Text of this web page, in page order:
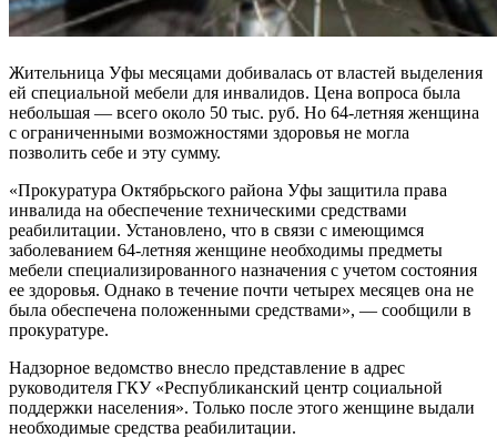
Жительница Уфы месяцами добивалась от властей выделения
ей специальной мебели для инвалидов. Цена вопроса была
небольшая — всего около 50 тыс. руб. Но 64-летняя женщина
с ограниченными возможностями здоровья не могла
позволить себе и эту сумму.
«Прокуратура Октябрьского района Уфы защитила права
инвалида на обеспечение техническими средствами
реабилитации. Установлено, что в связи с имеющимся
заболеванием 64-летняя женщине необходимы предметы
мебели специализированного назначения с учетом состояния
ее здоровья. Однако в течение почти четырех месяцев она не
была обеспечена положенными средствами», — сообщили в
прокуратуре.
Надзорное ведомство внесло представление в адрес
руководителя ГКУ «Республиканский центр социальной
поддержки населения». Только после этого женщине выдали
необходимые средства реабилитации.